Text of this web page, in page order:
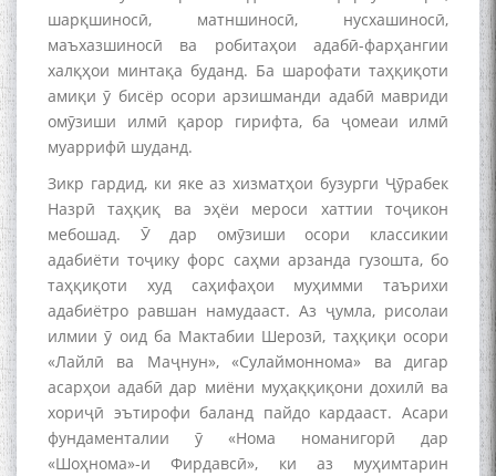
шарқшиносӣ, матншиносӣ, нусхашиносӣ,
маъхазшиносӣ ва робитаҳои адабӣ-фарҳангии
халқҳои минтақа буданд. Ба шарофати таҳқиқоти
амиқи ӯ бисёр осори арзишманди адабӣ мавриди
омӯзиши илмӣ қарор гирифта, ба ҷомеаи илмӣ
муаррифӣ шуданд.
Зикр гардид, ки яке аз хизматҳои бузурги Ҷӯрабек
Назрӣ таҳқиқ ва эҳёи мероси хаттии тоҷикон
мебошад. Ӯ дар омӯзиши осори классикии
адабиёти тоҷику форс саҳми арзанда гузошта, бо
таҳқиқоти худ саҳифаҳои муҳимми таърихи
адабиётро равшан намудааст. Аз ҷумла, рисолаи
илмии ӯ оид ба Мактабии Шерозӣ, таҳқиқи осори
«Лайлӣ ва Маҷнун», «Сулаймоннома» ва дигар
асарҳои адабӣ дар миёни муҳаққиқони дохилӣ ва
хориҷӣ эътирофи баланд пайдо кардааст. Асари
фундаменталии ӯ «Нома номанигорӣ дар
«Шоҳнома»-и Фирдавсӣ», ки аз муҳимтарин